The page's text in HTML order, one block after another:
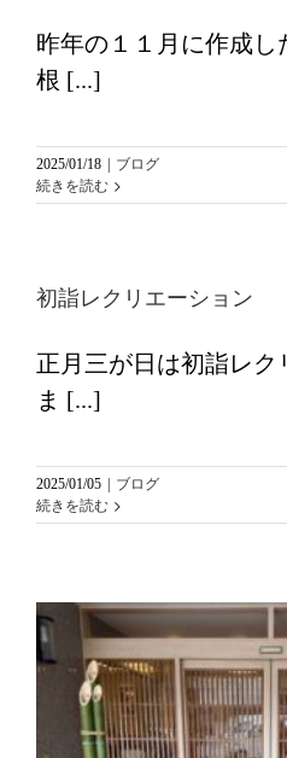
昨年の１１月に作成し
根 [...]
2025/01/18
ブログ
続きを読む
初詣レクリエーション
正月三が日は初詣レク
ま [...]
2025/01/05
ブログ
続きを読む